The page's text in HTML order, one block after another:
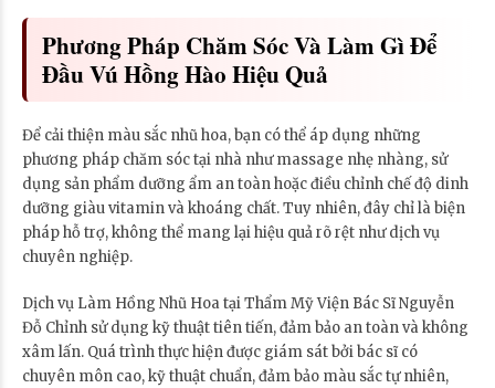
Phương Pháp Chăm Sóc Và Làm Gì Để
Đầu Vú Hồng Hào Hiệu Quả
Để cải thiện màu sắc nhũ hoa, bạn có thể áp dụng những
phương pháp chăm sóc tại nhà như massage nhẹ nhàng, sử
dụng sản phẩm dưỡng ẩm an toàn hoặc điều chỉnh chế độ dinh
dưỡng giàu vitamin và khoáng chất. Tuy nhiên, đây chỉ là biện
pháp hỗ trợ, không thể mang lại hiệu quả rõ rệt như dịch vụ
chuyên nghiệp.
Dịch vụ Làm Hồng Nhũ Hoa tại Thẩm Mỹ Viện Bác Sĩ Nguyễn
Đỗ Chỉnh sử dụng kỹ thuật tiên tiến, đảm bảo an toàn và không
xâm lấn. Quá trình thực hiện được giám sát bởi bác sĩ có
chuyên môn cao, kỹ thuật chuẩn, đảm bảo màu sắc tự nhiên,